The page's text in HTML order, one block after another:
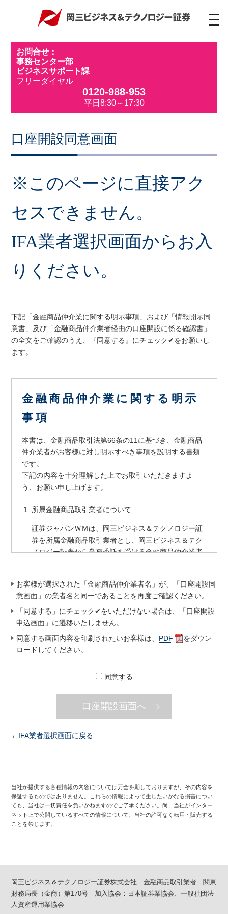
ナ
ビ
お問合せ：
事務センター部
ビジネスサポート課
フリーダイヤル
0120-988-953
平日8:30～17:30
口座開設同意画面
※このページに直接アク
セスできません。
IFA業者選択画面からお入
りください。
下記「金融商品仲介業に関する明示事項」および「情報開示同
意書」及び「金融商品仲介業者経由の口座開設に係る確認書」
の全文をご確認のうえ、『同意する』にチェック✔をお願いし
ます。
金融商品仲介業に関する明示
事項
本書は、金融商品取引法第66条の11に基づき、金融商品
仲介業者がお客様に対し明示すべき事項を説明する書類
です。
下記の内容を十分理解した上でお取引いただきますよ
う、お願い申し上げます。
所属金融商品取引業者について
証券ジャパンＷＭは、岡三ビジネス＆テクノロジー証
券を所属金融商品取引業者とし、岡三ビジネス＆テク
ノロジー証券から業務委託を受ける金融商品仲介業者
代理権の不存在について
証券ジャパンＷＭには、岡三ビジネス＆テクノロジー
証券の代理権はありません。お客さまは、岡三ビジネ
ス＆テクノロジー証券に口座を開設しご注文を発注し
ます。証券ジャパンＷＭは、お客さまのご注文を岡三
ビジネス＆テクノロジー証券に仲介（媒介）いたしま
金銭又は有価証券の預託禁止について
ず、金融商品仲介業に関して、お客さまから金銭又は
有価証券の預託を受けることは出来ません。また、証
券ジャパンＷＭと密接な関係を有する者として法令で
にかかる金銭又は有価証券を預託することになりま
す。
所属金融商品取引業者が複数ある場合について
を、また、お客様の取引相手となる所属金融商品取引
お客様が選択された「金融商品仲介業者名」が、「口座開設同
意画面」の業者名と同一であることを再度ご確認ください。
「同意する」にチェック✔をいただけない場合は、「口座開設
申込画面」に遷移いたしません。
同意する画面内容を印刷されたいお客様は、 PDF
をダウン
ロードしてください。
同意する
口座開設画面へ
←IFA業者選択画面に戻る
当社が提供する各種情報の内容については万全を期しておりますが、その内容を
保証するものではありません。これらの情報によって生じたいかなる損害につい
ても、当社は一切責任を負いかねますのでご了承ください。尚、当社がインター
ネット上で公開しているすべての情報について、当社の許可なく転用・販売する
ことを禁じます。
岡三ビジネス＆テクノロジー証券株式会社 金融商品取引業者 関東
財務局長（金商）第170号 加入協会：日本証券業協会、一般社団法
人資産運用業協会